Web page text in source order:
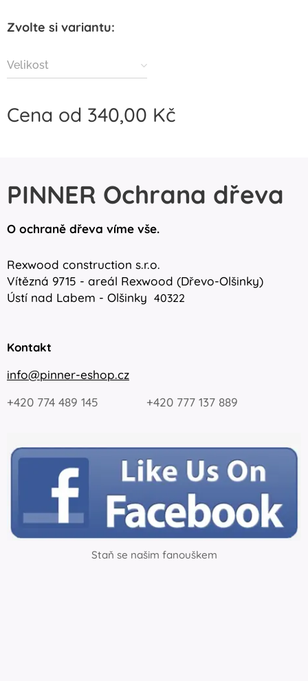
Zvolte si variantu:
Velikost
Cena od 340,00 Kč
PINNER Ochrana dřeva
O ochraně dřeva víme vše.
Rexwood construction s.r.o.
Vítězná 9715 - areál Rexwood (Dřevo-Olšinky)
Ústí nad Labem - Olšinky 40322
Kontakt
info@pinner-eshop.cz
+420 774 489 145 +420 777 137 889
Staň se našim fanouškem